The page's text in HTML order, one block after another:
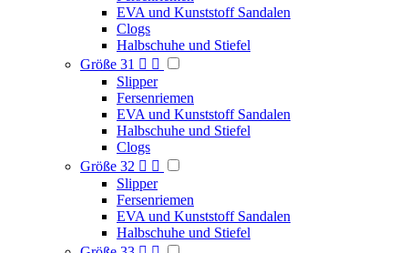
EVA und Kunststoff Sandalen
Clogs
Halbschuhe und Stiefel
Größe 31  
Slipper
Fersenriemen
EVA und Kunststoff Sandalen
Halbschuhe und Stiefel
Clogs
Größe 32  
Slipper
Fersenriemen
EVA und Kunststoff Sandalen
Halbschuhe und Stiefel